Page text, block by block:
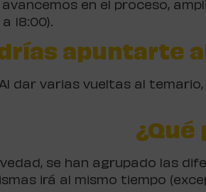
en el proceso,
18:00).
apuntarte
dar varias vueltas al
¿Qué
se han agrupado las
irá al mismo tiempo